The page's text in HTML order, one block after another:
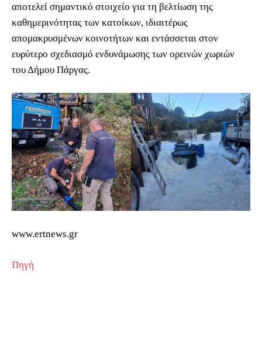
αποτελεί σημαντικό στοιχείο για τη βελτίωση της
καθημερινότητας των κατοίκων, ιδιαιτέρως
απομακρυσμένων κοινοτήτων και εντάσσεται στον
ευρύτερο σχεδιασμό ενδυνάμωσης των ορεινών χωριών
του Δήμου Πάργας.
www.ertnews.gr
Πηγή